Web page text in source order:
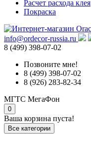
Расчет расхода клея
Покраска
info@ordecor-russia.ru
8 (499) 398-07-02
Позвоните мне!
8 (499) 398-07-02
8 (926) 283-82-34
МГТС МегаФон
0
Ваша корзина пуста!
Все категории